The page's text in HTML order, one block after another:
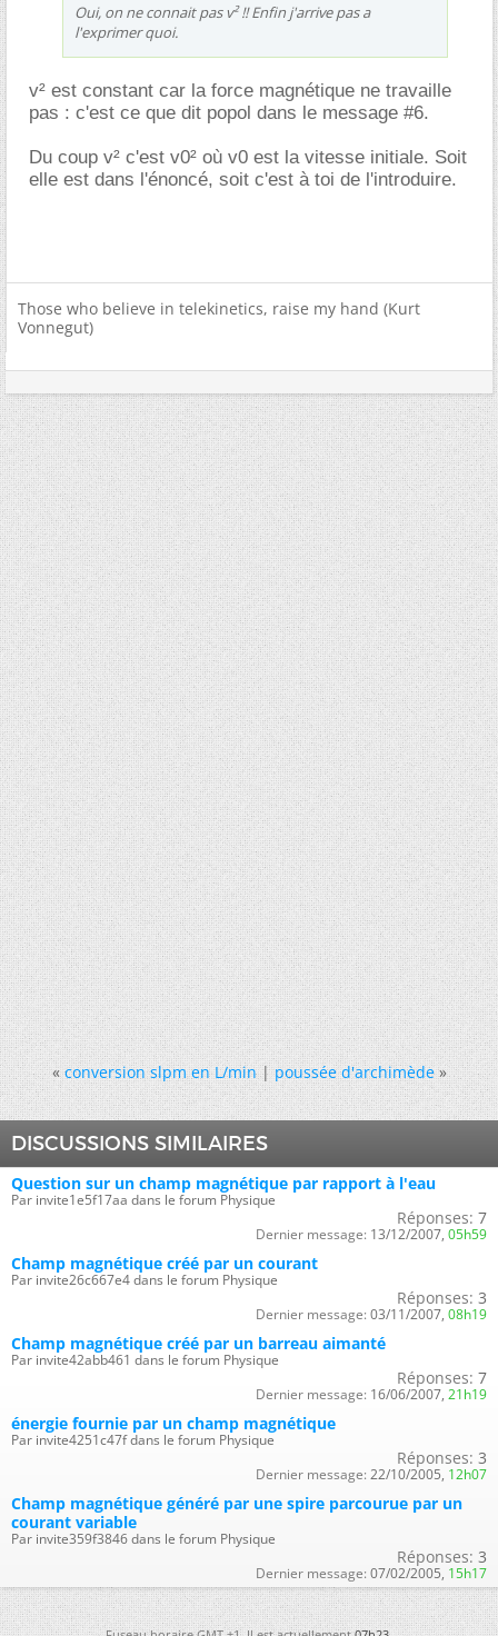
Oui, on ne connait pas v² !! Enfin j'arrive pas a
l'exprimer quoi.
v² est constant car la force magnétique ne travaille
pas : c'est ce que dit popol dans le message #6.
Du coup v² c'est v0² où v0 est la vitesse initiale. Soit
elle est dans l'énoncé, soit c'est à toi de l'introduire.
Those who believe in telekinetics, raise my hand (Kurt
Vonnegut)
« conversion slpm en L/min|poussée d'archimède »
DISCUSSIONS SIMILAIRES
Question sur un champ magnétique par rapport à l'eau
Par invite1e5f17aa dans le forum Physique
Réponses: 7
Dernier message: 13/12/2007, 05h59
Champ magnétique créé par un courant
Par invite26c667e4 dans le forum Physique
Réponses: 3
Dernier message: 03/11/2007, 08h19
Champ magnétique créé par un barreau aimanté
Par invite42abb461 dans le forum Physique
Réponses: 7
Dernier message: 16/06/2007, 21h19
énergie fournie par un champ magnétique
Par invite4251c47f dans le forum Physique
Réponses: 3
Dernier message: 22/10/2005, 12h07
Champ magnétique généré par une spire parcourue par un
courant variable
Par invite359f3846 dans le forum Physique
Réponses: 3
Dernier message: 07/02/2005, 15h17